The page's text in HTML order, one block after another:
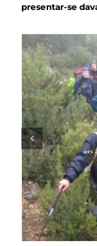
presentar-se